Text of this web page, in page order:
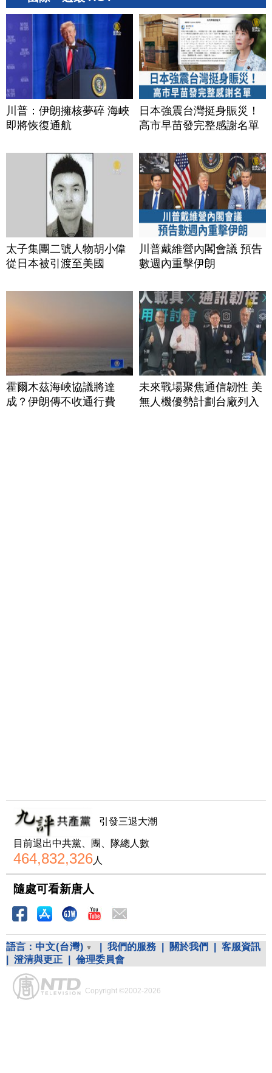
川普：伊朗擁核夢碎 海峽
即將恢復通航
日本強震台灣挺身賑災！
高市早苗發完整感謝名單
太子集團二號人物胡小偉
從日本被引渡至美國
川普戴維營內閣會議 預告
數週內重擊伊朗
霍爾木茲海峽協議將達
成？伊朗傳不收通行費
未來戰場聚焦通信韌性 美
無人機優勢計劃台廠列入
引發三退大潮
目前退出中共黨、團、隊總人數
464,832,326人
隨處可看新唐人
語言： 中文(台灣) 我們的服務 關於我們
客服資訊
澄清與更正 倫理委員會
Copyright ©2002-2026